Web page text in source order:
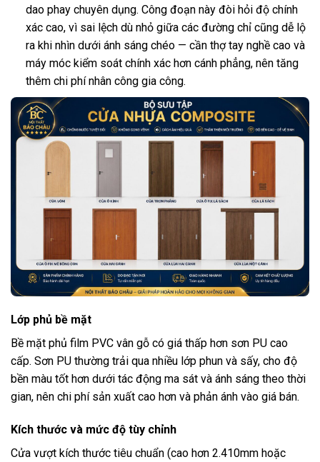
dao phay chuyên dụng. Công đoạn này đòi hỏi độ chính
xác cao, vì sai lệch dù nhỏ giữa các đường chỉ cũng dễ lộ
ra khi nhìn dưới ánh sáng chéo — cần thợ tay nghề cao và
máy móc kiểm soát chính xác hơn cánh phẳng, nên tăng
thêm chi phí nhân công gia công.
Lớp phủ bề mặt
Bề mặt phủ film PVC vân gỗ có giá thấp hơn sơn PU cao
cấp. Sơn PU thường trải qua nhiều lớp phun và sấy, cho độ
bền màu tốt hơn dưới tác động ma sát và ánh sáng theo thời
gian, nên chi phí sản xuất cao hơn và phản ánh vào giá bán.
Kích thước và mức độ tùy chỉnh
Cửa vượt kích thước tiêu chuẩn (cao hơn 2.410mm hoặc